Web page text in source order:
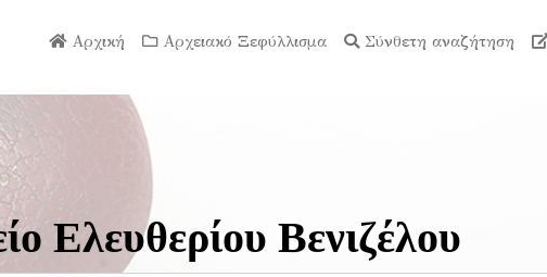
Αρχική Αρχειακό Ξεφύλλισμα Σύνθετη αναζήτηση
Ελευθερίου Βενιζέλου